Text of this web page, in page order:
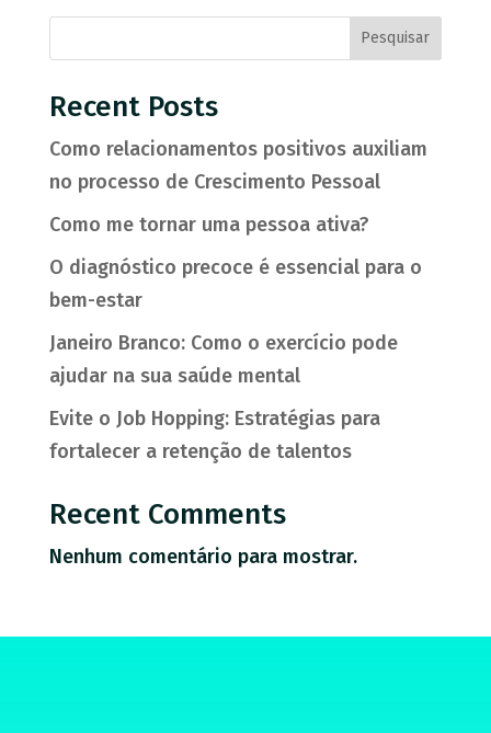
Pesquisar
Recent Posts
Como relacionamentos positivos auxiliam
no processo de Crescimento Pessoal
Como me tornar uma pessoa ativa?
O diagnóstico precoce é essencial para o
bem-estar
Janeiro Branco: Como o exercício pode
ajudar na sua saúde mental
Evite o Job Hopping: Estratégias para
fortalecer a retenção de talentos
Recent Comments
Nenhum comentário para mostrar.